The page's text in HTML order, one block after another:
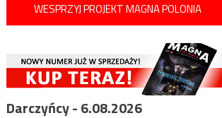
WESPRZYJ PROJEKT MAGNA POLONIA
Darczyńcy - 6.08.2026